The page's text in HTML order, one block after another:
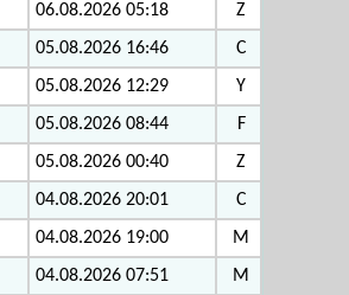
06.08.2026 05:18
Z
05.08.2026 16:46
C
05.08.2026 12:29
Y
05.08.2026 08:44
F
05.08.2026 00:40
Z
04.08.2026 20:01
C
04.08.2026 19:00
M
04.08.2026 07:51
M